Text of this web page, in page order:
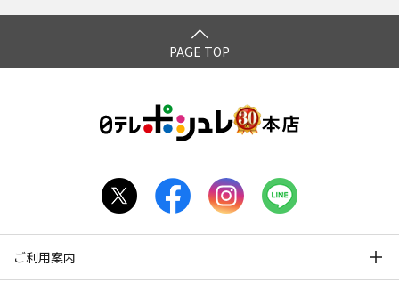
PAGE TOP
ご利用案内